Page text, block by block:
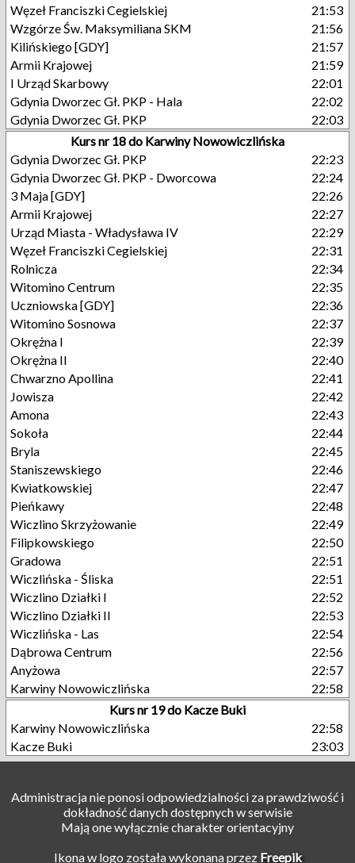
Węzeł Franciszki Cegielskiej
21:53
Wzgórze Św. Maksymiliana SKM
21:56
Kilińskiego [GDY]
21:57
Armii Krajowej
21:59
I Urząd Skarbowy
22:01
Gdynia Dworzec Gł. PKP - Hala
22:02
Gdynia Dworzec Gł. PKP
22:03
Kurs nr 18 do Karwiny Nowowiczlińska
Gdynia Dworzec Gł. PKP
22:23
Gdynia Dworzec Gł. PKP - Dworcowa
22:24
3 Maja [GDY]
22:26
Armii Krajowej
22:27
Urząd Miasta - Władysława IV
22:29
Węzeł Franciszki Cegielskiej
22:31
Rolnicza
22:34
Witomino Centrum
22:35
Uczniowska [GDY]
22:36
Witomino Sosnowa
22:37
Okrężna I
22:39
Okrężna II
22:40
Chwarzno Apollina
22:41
Jowisza
22:42
Amona
22:43
Sokoła
22:44
Bryla
22:45
Staniszewskiego
22:46
Kwiatkowskiej
22:47
Pieńkawy
22:48
Wiczlino Skrzyżowanie
22:49
Filipkowskiego
22:50
Gradowa
22:51
Wiczlińska - Śliska
22:51
Wiczlino Działki I
22:52
Wiczlino Działki II
22:53
Wiczlińska - Las
22:54
Dąbrowa Centrum
22:56
Anyżowa
22:57
Karwiny Nowowiczlińska
22:58
Kurs nr 19 do Kacze Buki
Karwiny Nowowiczlińska
22:58
Kacze Buki
23:03
Administracja nie ponosi odpowiedzialności za prawdziwość i
dokładność danych dostępnych w serwisie
Mają one wyłącznie charakter orientacyjny
Ikona w logo została wykonana przez Freepik